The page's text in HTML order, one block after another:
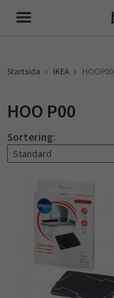
Startsida IKEA HOOP00
HOO P00
Sortering: